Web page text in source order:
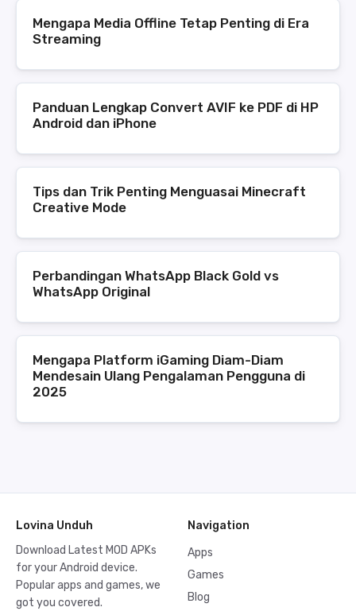
Mengapa Media Offline Tetap Penting di Era
Streaming
Panduan Lengkap Convert AVIF ke PDF di HP
Android dan iPhone
Tips dan Trik Penting Menguasai Minecraft
Creative Mode
Perbandingan WhatsApp Black Gold vs
WhatsApp Original
Mengapa Platform iGaming Diam-Diam
Mendesain Ulang Pengalaman Pengguna di
2025
Lovina Unduh
Download Latest MOD APKs
for your Android device.
Popular apps and games, we
got you covered.
Navigation
Apps
Games
Blog